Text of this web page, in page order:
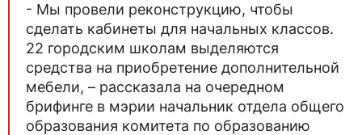
- Мы провели реконструкцию, чтобы
сделать кабинеты для начальных классов.
22 городским школам выделяются
средства на приобретение дополнительной
мебели, – рассказала на очередном
брифинге в мэрии начальник отдела общего
образования комитета по образованию